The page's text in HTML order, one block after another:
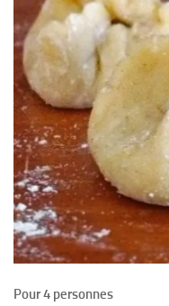
Pour 4 personnes